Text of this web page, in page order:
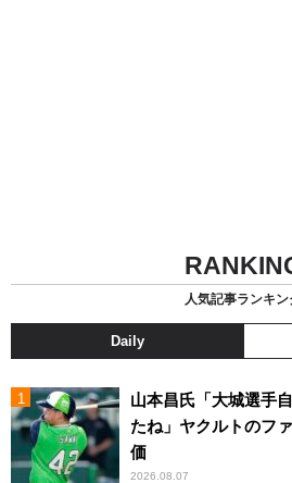
人気記事ランキン
Daily
山本昌氏「大城選手
たね」ヤクルトのフ
価
2026.08.07